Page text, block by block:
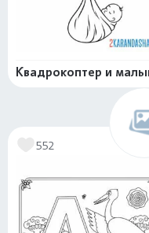
Квадрокоптер и
552